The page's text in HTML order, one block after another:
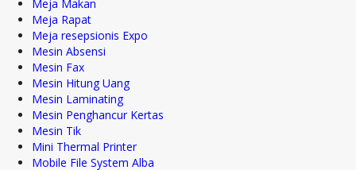
Meja Makan
Meja Rapat
Meja resepsionis Expo
Mesin Absensi
Mesin Fax
Mesin Hitung Uang
Mesin Laminating
Mesin Penghancur Kertas
Mesin Tik
Mini Thermal Printer
Mobile File System Alba